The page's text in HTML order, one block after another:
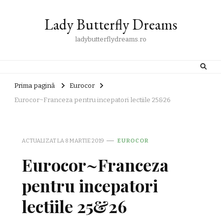
Lady Butterfly Dreams
ladybutterflydreams.ro
Prima pagină
Eurocor
Eurocor~Franceza pentru incepatori lectiile 25&26
ACTUALIZAT LA 8 MARTIE 2019 EUROCOR
Eurocor~Franceza
pentru incepatori
lectiile 25&26